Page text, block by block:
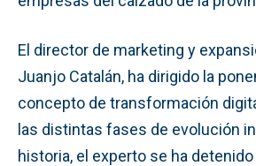
El director de marketing y
Juanjo Catalán, ha dirigido la
concepto de transformación
las distintas fases de evolución
historia, el experto se ha